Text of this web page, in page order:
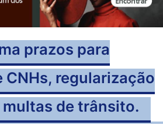
prazos para
CNHs, regularização
de trânsito.